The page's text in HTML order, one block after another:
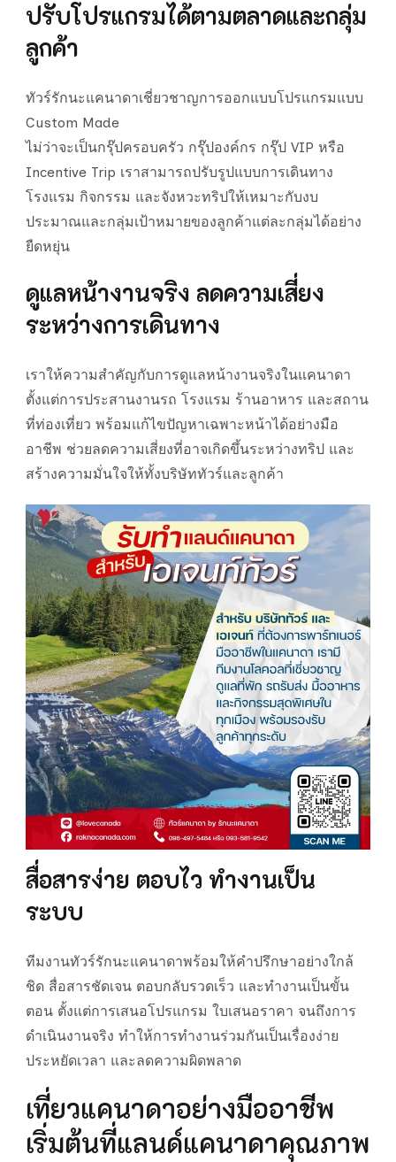
ปรับโปรแกรมได้ตามตลาดและกลุ่ม
ลูกค้า
ทัวร์รักนะแคนาดาเชี่ยวชาญการออกแบบโปรแกรมแบบ
Custom Made
ไม่ว่าจะเป็นกรุ๊ปครอบครัว กรุ๊ปองค์กร กรุ๊ป VIP หรือ
Incentive Trip เราสามารถปรับรูปแบบการเดินทาง
โรงแรม กิจกรรม และจังหวะทริปให้เหมาะกับงบ
ประมาณและกลุ่มเป้าหมายของลูกค้าแต่ละกลุ่มได้อย่าง
ยืดหยุ่น
ดูแลหน้างานจริง ลดความเสี่ยง
ระหว่างการเดินทาง
เราให้ความสำคัญกับการดูแลหน้างานจริงในแคนาดา
ตั้งแต่การประสานงานรถ โรงแรม ร้านอาหาร และสถาน
ที่ท่องเที่ยว พร้อมแก้ไขปัญหาเฉพาะหน้าได้อย่างมือ
อาชีพ ช่วยลดความเสี่ยงที่อาจเกิดขึ้นระหว่างทริป และ
สร้างความมั่นใจให้ทั้งบริษัททัวร์และลูกค้า
สื่อสารง่าย ตอบไว ทำงานเป็น
ระบบ
ทีมงานทัวร์รักนะแคนาดาพร้อมให้คำปรึกษาอย่างใกล้
ชิด สื่อสารชัดเจน ตอบกลับรวดเร็ว และทำงานเป็นขั้น
ตอน ตั้งแต่การเสนอโปรแกรม ใบเสนอราคา จนถึงการ
ดำเนินงานจริง ทำให้การทำงานร่วมกันเป็นเรื่องง่าย
ประหยัดเวลา และลดความผิดพลาด
เที่ยวแคนาดาอย่างมืออาชีพ
เริ่มต้นที่แลนด์แคนาดาคุณภาพ